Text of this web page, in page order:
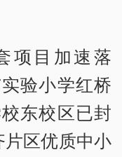
项目加速落
验小学红桥
东校区已封
区优质中小